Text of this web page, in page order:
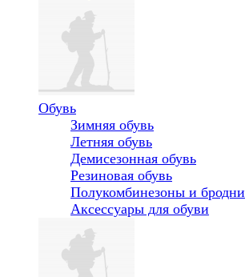
Обувь
Зимняя обувь
Летняя обувь
Демисезонная обувь
Резиновая обувь
Полукомбинезоны и бродни
Аксессуары для обуви